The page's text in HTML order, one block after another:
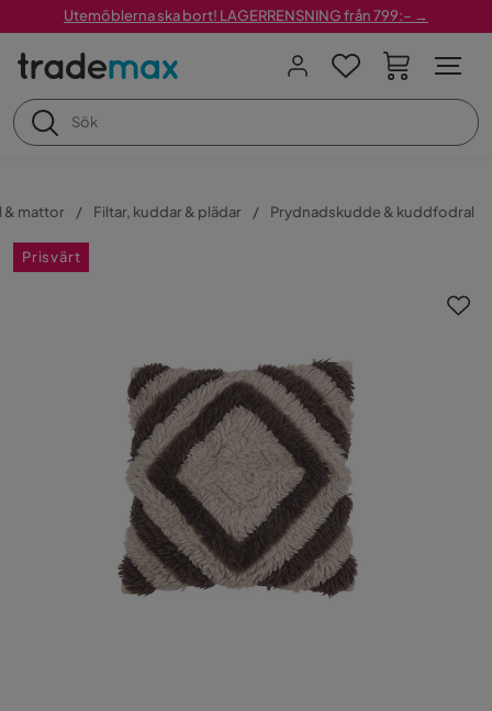
Utemöblerna ska bort! LAGERRENSNING från 799:– →
& mattor Filtar, kuddar & plädar Prydnadskudde & kuddfodral
Prisvärt